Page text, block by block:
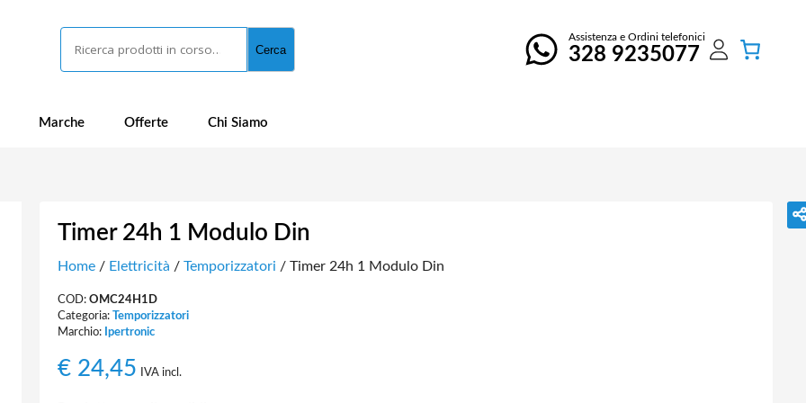
Cerca
Assistenza e Ordini telefonici
328 9235077
Marche Offerte Chi Siamo
Timer 24h 1 Modulo Din
Home/ Elettricità / Temporizzatori / Timer 24h 1 Modulo Din
COD: OMC24H1D
Categoria: Temporizzatori
Marchio: Ipertronic
€24,45 IVA incl.